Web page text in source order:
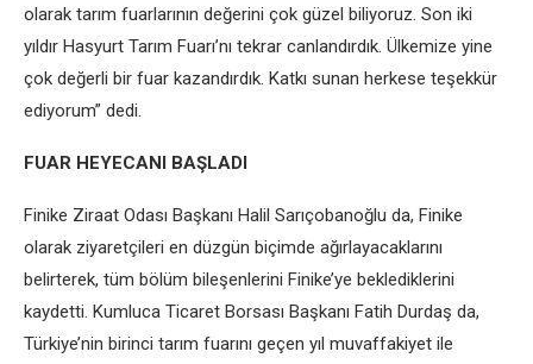
olarak tarım fuarlarının değerini çok güzel biliyoruz. Son iki
yıldır Hasyurt Tarım Fuarı’nı tekrar canlandırdık. Ülkemize yine
çok değerli bir fuar kazandırdık. Katkı sunan herkese teşekkür
ediyorum” dedi.
FUAR HEYECANI BAŞLADI
Finike Ziraat Odası Başkanı Halil Sarıçobanoğlu da, Finike
olarak ziyaretçileri en düzgün biçimde ağırlayacaklarını
belirterek, tüm bölüm bileşenlerini Finike’ye beklediklerini
kaydetti. Kumluca Ticaret Borsası Başkanı Fatih Durdaş da,
Türkiye’nin birinci tarım fuarını geçen yıl muvaffakiyet ile